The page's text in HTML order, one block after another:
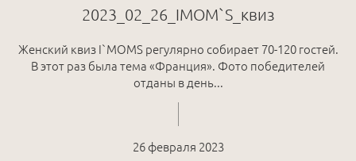
2023_02_26_IMOM`S_квиз
Женский квиз I`MOMS регулярно собирает 70-120 гостей.
В этот раз была тема «Франция». Фото победителей
отданы в день...
26 февраля 2023